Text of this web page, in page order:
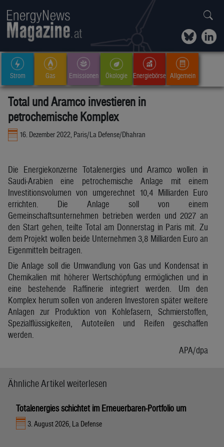
Strom Gas Emissionen Ökologie Energiebörse Allgemein
Total und Aramco investieren in
petrochemische Komplex
16. Dezember 2022, Paris/La Defense/Dhahran
Die Energiekonzerne Totalenergies und Aramco wollen in
Saudi-Arabien eine petrochemische Anlage mit einem
Investitionsvolumen von umgerechnet 10,4 Milliarden Euro
errichten. Die Anlage soll von einem
Gemeinschaftsunternehmen betrieben werden und 2027 an
den Start gehen, teilte Total am Donnerstag in Paris mit. Zu
dem Projekt wollen beide Unternehmen 3,8 Milliarden Euro an
Eigenmitteln beitragen.
Die Anlage soll die Umwandlung von Gas und Kondensat in
Chemikalien mit höherer Wertschöpfung ermöglichen und in
eine bestehende Raffinerie integriert werden. Um den
Komplex herum sollen von anderen Investoren später weitere
Anlagen zur Produktion von Kohlefasern, Schmierstoffen,
Spezialflüssigkeiten, Autoteilen und Reifen geschaffen
werden.
APA/dpa
Ähnliche Artikel weiterlesen
Totalenergies schichtet im Erneuerbaren-Portfolio um
3. August 2026, La Defense